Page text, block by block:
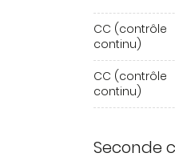
CC (contrôle
continu)
CC (contrôle
continu)
Seconde